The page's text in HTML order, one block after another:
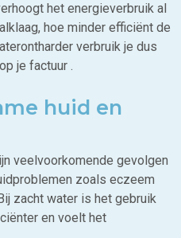
het energieverbruik al
hoe minder efficiënt de
verbruik je dus
je factuur .
huid en
veelvoorkomende gevolgen
zoals eczeem
zacht water is het gebruik
en voelt het